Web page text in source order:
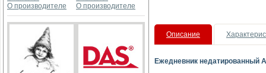
О производителе
О производителе
Описание
Ежедневник недатированный